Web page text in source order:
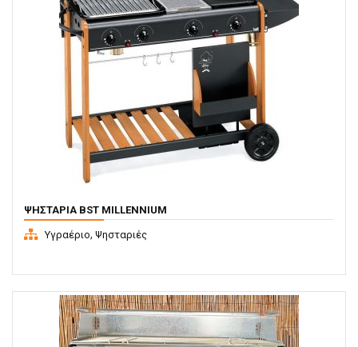
ΨΗΣΤΑΡΙΆ BST MILLENNIUM
Υγραέριο, Ψησταριές